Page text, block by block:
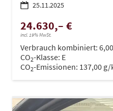
25.11.2025
24.630,– €
incl. 19% MwSt.
Verbrauch kombiniert:
CO2-Klasse: E
CO2-Emissionen: 137,00 g/